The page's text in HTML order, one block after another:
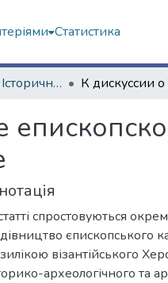
Статистика
Наукові роботи. Історичний факультет
спростовуються
єпископського
візантійського
археологічного та